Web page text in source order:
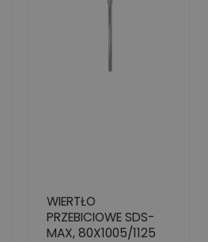
WIERTŁO
PRZEBICIOWE SDS-
MAX, 80X1005/1125